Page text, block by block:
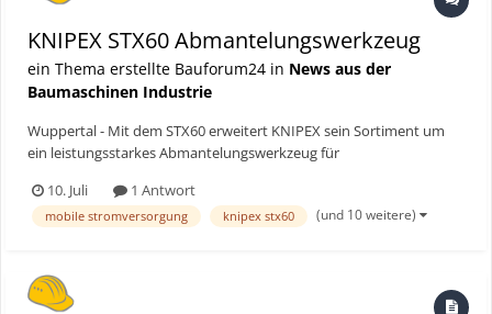
KNIPEX STX60 Abmantelungswerkzeug
ein Thema erstellte Bauforum24 in News aus der
Baumaschinen Industrie
Wuppertal - Mit dem STX60 erweitert KNIPEX sein Sortiment um
ein leistungsstarkes Abmantelungswerkzeug für
von 30 bis 60 mm und Wandstärken bis 6,5 mm ermöglicht das
Werkzeug präzise Umfangs- und Längsschnitte – auch bei
10. Juli 1 Antwort
mobile stromversorgung knipex stx60 (und 10 weitere)